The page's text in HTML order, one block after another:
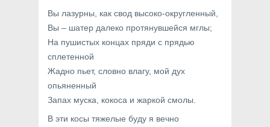
Вы лазурны, как свод высоко-округленный,
Вы – шатер далеко протянувшейся мглы;
На пушистых концах пряди с прядью
сплетенной
Жадно пьет, словно влагу, мой дух
опьяненный
Запах муска, кокоса и жаркой смолы.
В эти косы тяжелые буду я вечно